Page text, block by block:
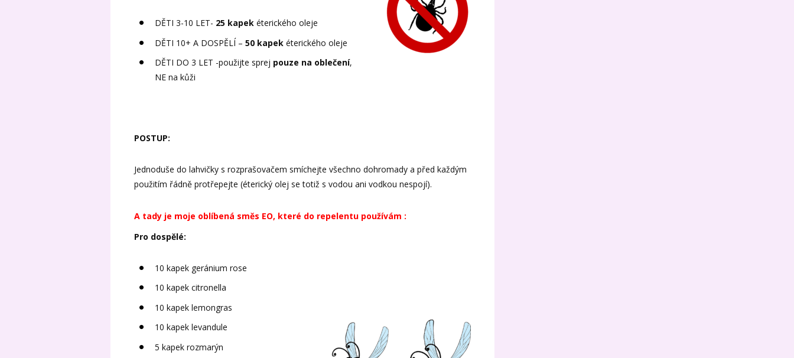
DĚTI 3-10 LET- 25 kapek éterického oleje
DĚTI 10+ A DOSPĚLÍ – 50 kapek éterického oleje
DĚTI DO 3 LET -použijte sprej pouze na oblečení,
NE na kůži
POSTUP:
Jednoduše do lahvičky s rozprašovačem smíchejte všechno dohromady a před každým
použitím řádně protřepejte (éterický olej se totiž s vodou ani vodkou nespojí).
A tady je moje oblíbená směs EO, které do repelentu používám :
Pro dospělé:
10 kapek geránium rose
10 kapek citronella
10 kapek lemongras
10 kapek levandule
5 kapek rozmarýn